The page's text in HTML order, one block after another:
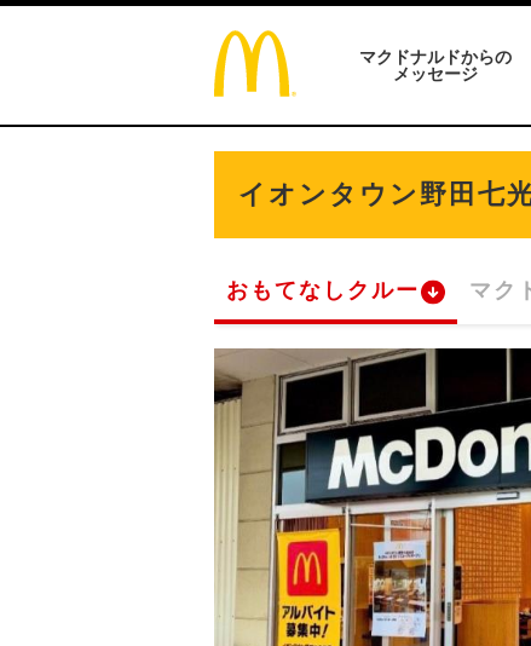
マクドナルドからの
メッセージ
イオンタウン野田七
おもてなしクルー マク